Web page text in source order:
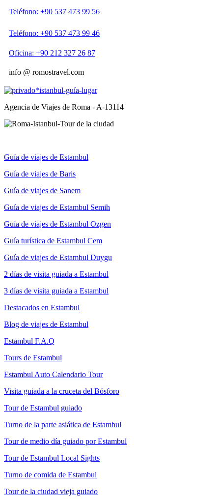
Teléfono: +90 537 473 99 56
Teléfono: +90 537 473 99 46
Oficina: +90 212 327 26 87
info @ romostravel.com
Agencia de Viajes de Roma - A-13114
Guía de viajes de Estambul
Guía de viajes de Baris
Guía de viajes de Sanem
Guía de viajes de Estambul Semih
Guía de viajes de Estambul Ozgen
Guía turística de Estambul Cem
Guía de viajes de Estambul Duygu
2 días de visita guiada a Estambul
3 días de visita guiada a Estambul
Destacados en Estambul
Blog de viajes de Estambul
Estambul F.A.Q
Tours de Estambul
Estambul Auto Calendario Tour
Visita guiada a la cruceta del Bósforo
Tour de Estambul guiado
Turno de la parte asiática de Estambul
Tour de medio día guiado por Estambul
Tour de Estambul Local Sights
Turno de comida de Estambul
Tour de la ciudad vieja guiado